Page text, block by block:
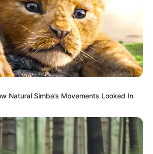
Natural Simba’s Movements Looked In